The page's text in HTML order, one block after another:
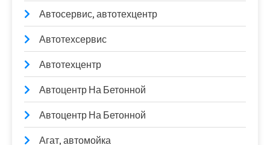
Автосервис, автотехцентр
Автотехсервис
Автотехцентр
Автоцентр На Бетонной
Автоцентр На Бетонной
Агат, автомойка